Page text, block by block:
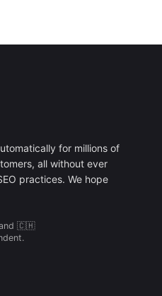
for millions of
all without ever
practices. We hope
🇨🇭